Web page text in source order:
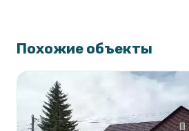
Похожие объекты